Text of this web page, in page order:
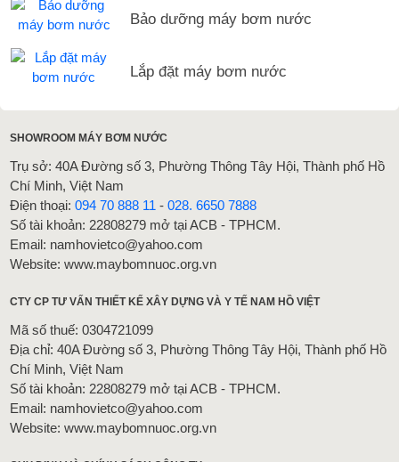
Bảo dưỡng máy bơm nước
Lắp đặt máy bơm nước
SHOWROOM MÁY BƠM NƯỚC
Trụ sở: 40A Đường số 3, Phường Thông Tây Hội, Thành phố Hồ
Chí Minh, Việt Nam
Điện thoại:094 70 888 11 -028. 6650 7888
Số tài khoản: 22808279 mở tại ACB - TPHCM.
Email: namhovietco@yahoo.com
Website: www.maybomnuoc.org.vn
CTY CP TƯ VẤN THIẾT KẾ XÂY DỰNG VÀ Y TẾ NAM HỒ VIỆT
Mã số thuế: 0304721099
Địa chỉ: 40A Đường số 3, Phường Thông Tây Hội, Thành phố Hồ
Chí Minh, Việt Nam
Số tài khoản: 22808279 mở tại ACB - TPHCM.
Email: namhovietco@yahoo.com
Website: www.maybomnuoc.org.vn